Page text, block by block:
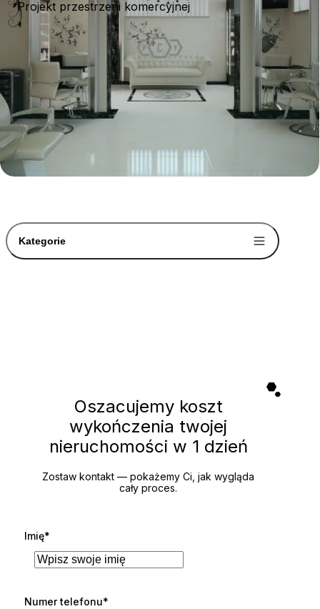
Projekt przestrzeni komercyjnej
Kategorie
Oszacujemy koszt
wykończenia twojej
nieruchomości w 1 dzień
Zostaw kontakt — pokażemy Ci, jak wygląda
cały proces.
Imię*
Numer telefonu*